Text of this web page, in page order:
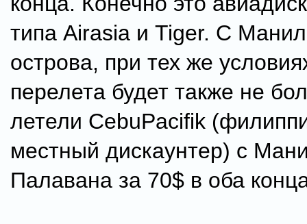
типа Airasia и Tiger. С
острова, при тех же
перелета будет также не
летели CebuPacifik
местный дискаунтер) с
Палавана за 70$ в оба